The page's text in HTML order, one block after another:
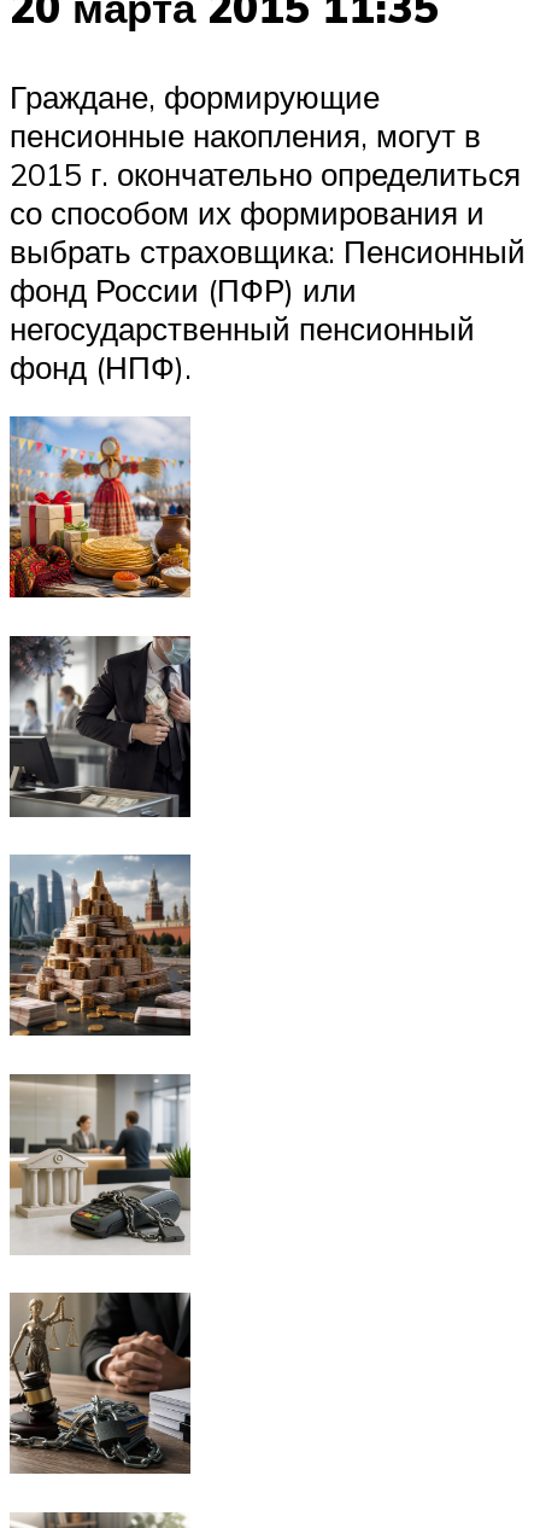
Граждане, формирующие
пенсионные накопления, могут в
2015 г. окончательно определиться
со способом их формирования и
выбрать страховщика: Пенсионный
фонд России (ПФР) или
негосударственный пенсионный
фонд (НПФ).